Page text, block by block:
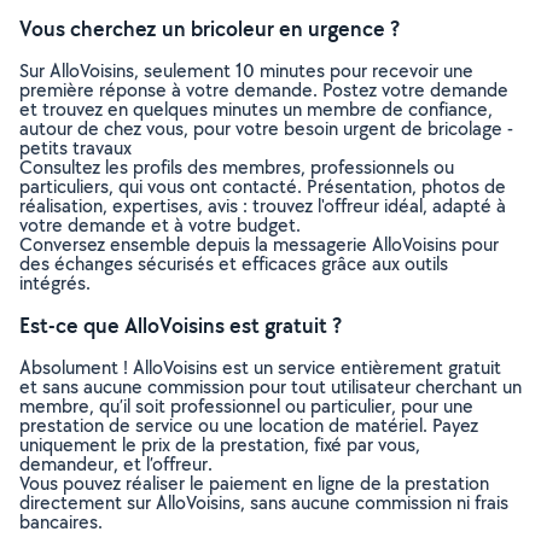
Vous cherchez un bricoleur en urgence ?
Sur AlloVoisins, seulement 10 minutes pour recevoir une
première réponse à votre demande. Postez votre demande
et trouvez en quelques minutes un membre de confiance,
autour de chez vous, pour votre besoin urgent de bricolage -
petits travaux
Consultez les profils des membres, professionnels ou
particuliers, qui vous ont contacté. Présentation, photos de
réalisation, expertises, avis : trouvez l'offreur idéal, adapté à
votre demande et à votre budget.
Conversez ensemble depuis la messagerie AlloVoisins pour
des échanges sécurisés et efficaces grâce aux outils
intégrés.
Est-ce que AlloVoisins est gratuit ?
Absolument ! AlloVoisins est un service entièrement gratuit
et sans aucune commission pour tout utilisateur cherchant un
membre, qu’il soit professionnel ou particulier, pour une
prestation de service ou une location de matériel. Payez
uniquement le prix de la prestation, fixé par vous,
demandeur, et l’offreur.
Vous pouvez réaliser le paiement en ligne de la prestation
directement sur AlloVoisins, sans aucune commission ni frais
bancaires.